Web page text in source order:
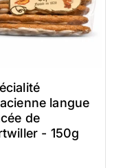
langue
de
- 150g